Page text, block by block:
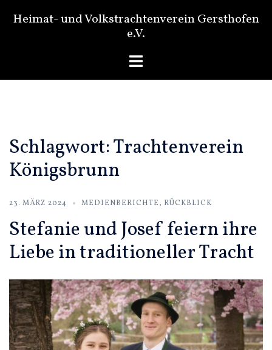
InhaltHeimat- und Volkstrachtenverein Gersthofen
e.V.
Menü
Schlagwort:Trachtenverein
Königsbrunn
23. MÄRZ 2024 MEDIENBERICHTE, RÜCKBLICK
Stefanie und Josef feiern ihre
Liebe in traditioneller Tracht